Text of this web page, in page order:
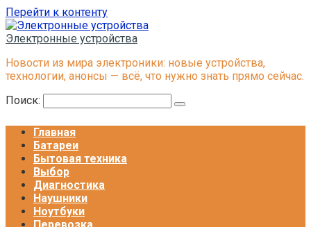
Перейти к контенту
Электронные устройства
Новости из мира электроники: новые устройства,
технологии, анонсы — всё, что нужно знать прямо сейчас.
Поиск:
Главная
Батареи
Бытовая техника
Выбор
Диагностика
Наушники
Ноутбуки